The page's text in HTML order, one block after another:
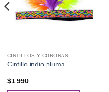
CINTILLOS Y CORONAS
Cintillo indio pluma
$1.990